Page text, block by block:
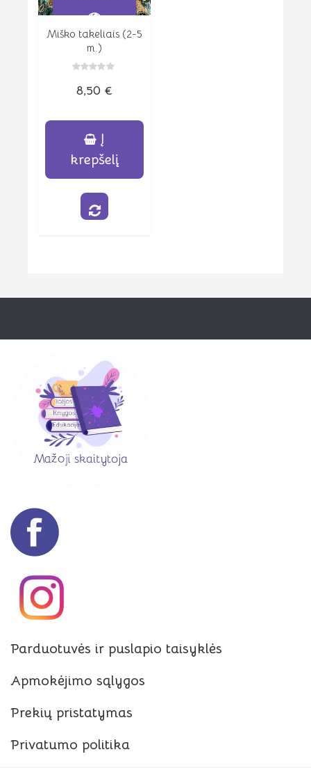
Peržiūrėti
Miško takeliais (2-5
m.)
iš8,50 €
Į
krepšelį
Parduotuvės ir puslapio taisyklės
Apmokėjimo sąlygos
Prekių pristatymas
Privatumo politika